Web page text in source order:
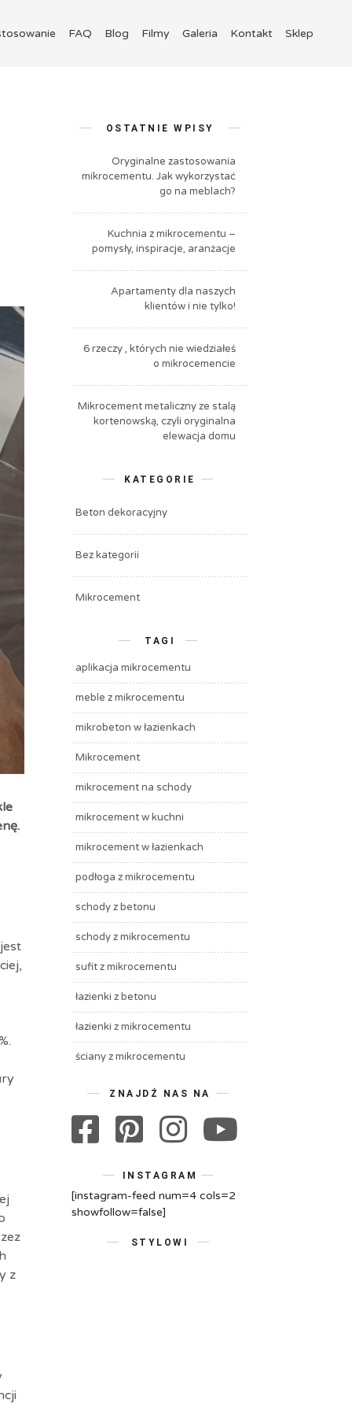
FAQ Blog Filmy Galeria Kontakt Sklep
z
OSTATNIE WPISY
Oryginalne zastosowania
mikrocementu. Jak wykorzystać
go na meblach?
Kuchnia z mikrocementu –
pomysły, inspiracje, aranżacje
Apartamenty dla naszych
klientów i nie tylko!
6 rzeczy , których nie wiedziałeś
o mikrocemencie
Mikrocement metaliczny ze stalą
kortenowską, czyli oryginalna
elewacja domu
KATEGORIE
Beton dekoracyjny
Bez kategorii
Mikrocement
TAGI
aplikacja mikrocementu
meble z mikrocementu
mikrobeton w łazienkach
Mikrocement
mikrocement na schody
mikrocement w kuchni
mikrocement w łazienkach
podłoga z mikrocementu
schody z betonu
schody z mikrocementu
sufit z mikrocementu
łazienki z betonu
łazienki z mikrocementu
ściany z mikrocementu
ZNAJDŹ NAS NA
INSTAGRAM
[instagram-feed num=4 cols=2
showfollow=false]
STYLOWI